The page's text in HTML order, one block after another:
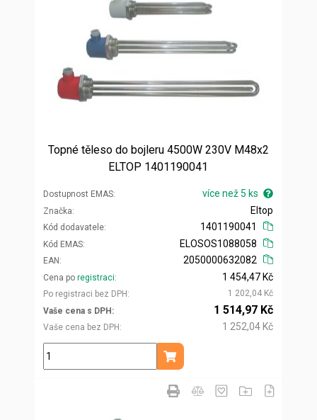
Topné těleso do bojleru 4500W 230V M48x2
ELTOP 1401190041
Dostupnost EMAS více než 5 ks
Značka
Kód dodavatele
Eltop
1401190041
Kód EMAS
EAN
ELOSOS1088058
2050000632082
Cena po registraci
Po registraci bez DPH
1 454,47 Kč
1 202,04 Kč
Vaše cena s DPH
Vaše cena bez DPH
1 514,97 Kč
1 252,04 Kč
ks
Přidat do košíku